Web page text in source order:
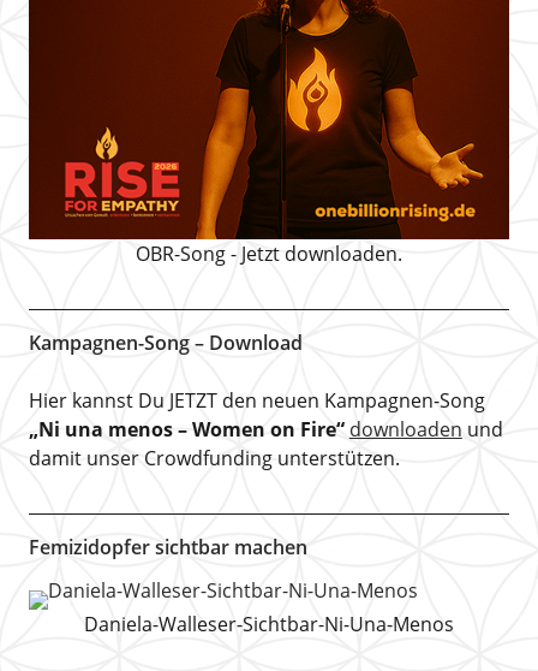
OBR-Song - Jetzt downloaden.
Kampagnen-Song – Download
Hier kannst Du JETZT den neuen Kampagnen-Song
„Ni una menos – Women on Fire“ downloaden und
damit unser Crowdfunding unterstützen.
Femizidopfer sichtbar machen
Daniela-Walleser-Sichtbar-Ni-Una-Menos